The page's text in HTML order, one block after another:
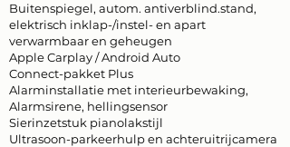
Buitenspiegel, autom. antiverblind.stand,
elektrisch inklap-/instel- en apart
verwarmbaar en geheugen
Apple Carplay / Android Auto
Connect-pakket Plus
Alarminstallatie met interieurbewaking,
Alarmsirene, hellingsensor
Sierinzetstuk pianolakstijl
Ultrasoon-parkeerhulp en achteruitrijcamera